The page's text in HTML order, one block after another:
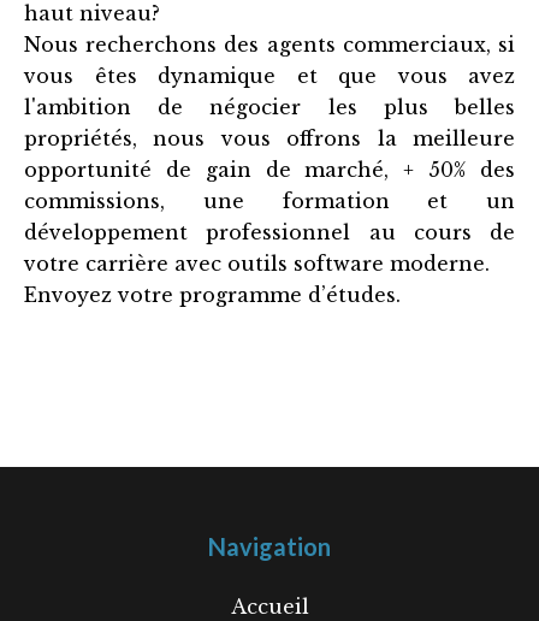
haut niveau?
Nous recherchons des agents commerciaux, si
vous êtes dynamique et que vous avez
l'ambition de négocier les plus belles
propriétés, nous vous offrons la meilleure
opportunité de gain de marché, + 50% des
commissions, une formation et un
développement professionnel au cours de
votre carrière avec outils software moderne.
Envoyez votre programme d’études.
Navigation
Accueil